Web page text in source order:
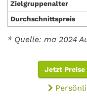
Zielgruppenalter
Durchschnittspreis
* Quelle: ma 2024
Jetzt